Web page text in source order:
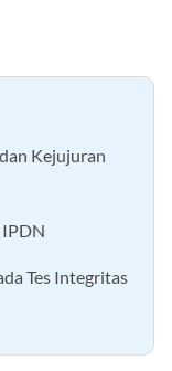
Kejujuran
Tes Integritas